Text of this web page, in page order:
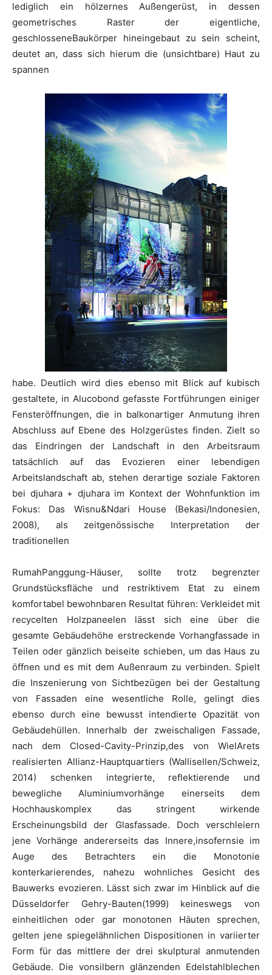
lediglich ein hölzernes Außengerüst, in dessen
geometrisches Raster der eigentliche,
geschlosseneBaukörper hineingebaut zu sein scheint,
deutet an, dass sich hierum die (unsichtbare) Haut zu
spannen
habe. Deutlich wird dies ebenso mit Blick auf kubisch
gestaltete, in Alucobond gefasste Fortführungen einiger
Fensteröffnungen, die in balkonartiger Anmutung ihren
Abschluss auf Ebene des Holzgerüstes finden. Zielt so
das Eindringen der Landschaft in den Arbeitsraum
tatsächlich auf das Evozieren einer lebendigen
Arbeitslandschaft ab, stehen derartige soziale Faktoren
bei djuhara + djuhara im Kontext der Wohnfunktion im
Fokus: Das Wisnu&Ndari House (Bekasi/Indonesien,
2008), als zeitgenössische Interpretation der
traditionellen
RumahPanggung-Häuser, sollte trotz begrenzter
Grundstücksfläche und restriktivem Etat zu einem
komfortabel bewohnbaren Resultat führen: Verkleidet mit
recycelten Holzpaneelen lässt sich eine über die
gesamte Gebäudehöhe erstreckende Vorhangfassade in
Teilen oder gänzlich beiseite schieben, um das Haus zu
öffnen und es mit dem Außenraum zu verbinden. Spielt
die Inszenierung von Sichtbezügen bei der Gestaltung
von Fassaden eine wesentliche Rolle, gelingt dies
ebenso durch eine bewusst intendierte Opazität von
Gebäudehüllen. Innerhalb der zweischaligen Fassade,
nach dem Closed-Cavity-Prinzip,des von WielArets
realisierten Allianz-Hauptquartiers (Wallisellen/Schweiz,
2014) schenken integrierte, reflektierende und
bewegliche Aluminiumvorhänge einerseits dem
Hochhauskomplex das stringent wirkende
Erscheinungsbild der Glasfassade. Doch verschleiern
jene Vorhänge andererseits das Innere,insofernsie im
Auge des Betrachters ein die Monotonie
konterkarierendes, nahezu wohnliches Gesicht des
Bauwerks evozieren. Lässt sich zwar im Hinblick auf die
Düsseldorfer Gehry-Bauten(1999) keineswegs von
einheitlichen oder gar monotonen Häuten sprechen,
gelten jene spiegelähnlichen Dispositionen in variierter
Form für das mittlere der drei skulptural anmutenden
Gebäude. Die vonsilbern glänzenden Edelstahlblechen